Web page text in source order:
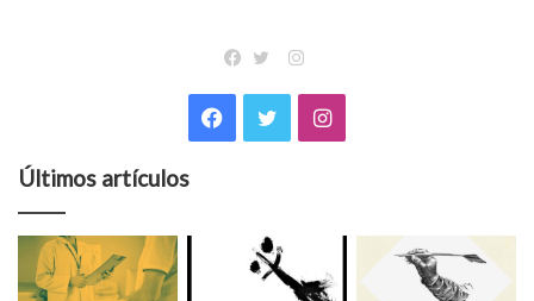
Instagram
Facebook
TwitterInstagram
Últimos artículos